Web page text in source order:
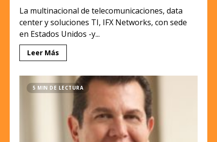
La multinacional de telecomunicaciones, data
center y soluciones TI, IFX Networks, con sede
en Estados Unidos -y...
Leer Más
5 MIN DE LECTURA